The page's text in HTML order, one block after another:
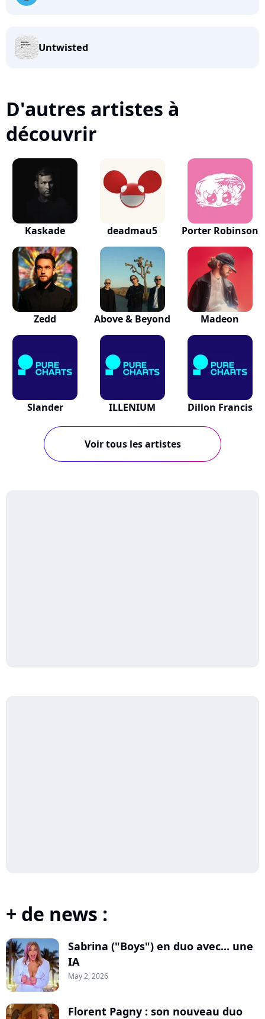
Untwisted
D'autres artistes à
découvrir
Kaskade deadmau5 Porter Robinson
Zedd Above & Beyond Madeon
Slander ILLENIUM Dillon Francis
Voir tous les artistes
+ de news :
Sabrina ("Boys") en duo avec... une
IA
May 2, 2026
Florent Pagny : son nouveau duo